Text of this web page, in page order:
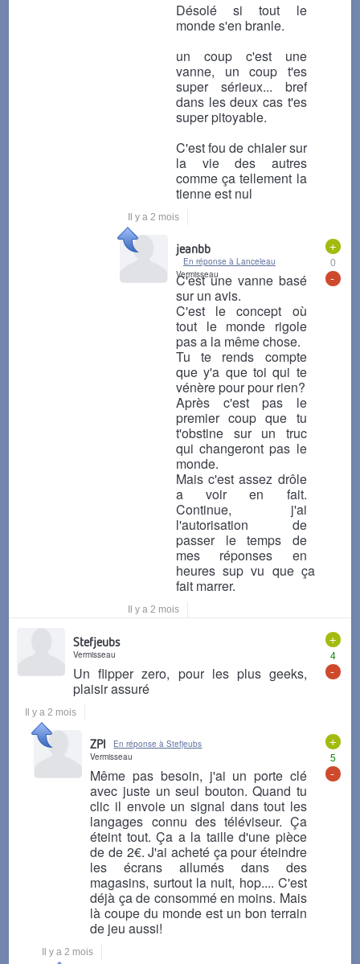
Désolé si tout le
monde s'en branle.
un coup c'est une
vanne, un coup t'es
super sérieux... bref
dans les deux cas t'es
super pitoyable.
C'est fou de chialer sur
la vie des autres
comme ça tellement la
tienne est nul
Il y a 2 mois
+
0
-
jeanbb
En réponse à Lanceleau
Vermisseau
C'est une vanne basé
sur un avis.
C'est le concept où
tout le monde rigole
pas a la même chose.
Tu te rends compte
que y'a que toi qui te
vénère pour pour rien?
Après c'est pas le
premier coup que tu
t'obstine sur un truc
qui changeront pas le
monde.
Mais c'est assez drôle
a voir en fait.
Continue, j'ai
l'autorisation de
passer le temps de
mes réponses en
heures sup vu que ça
fait marrer.
Il y a 2 mois
+
4
-
Stefjeubs
Vermisseau
Un flipper zero, pour les plus geeks,
plaisir assuré
Il y a 2 mois
+
5
-
ZPI
En réponse à Stefjeubs
Vermisseau
Même pas besoin, j'ai un porte clé
avec juste un seul bouton. Quand tu
clic il envoie un signal dans tout les
langages connu des téléviseur. Ça
éteint tout. Ça a la taille d'une pièce
de de 2€. J'ai acheté ça pour éteindre
les écrans allumés dans des
magasins, surtout la nuit, hop.... C'est
déjà ça de consommé en moins. Mais
là coupe du monde est un bon terrain
de jeu aussi!
Il y a 2 mois